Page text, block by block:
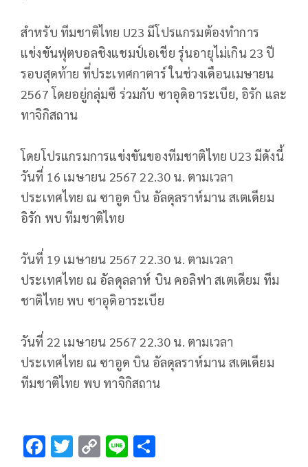
สำหรับ ทีมชาติไทย U23 มีโปรแกรมต้องทำการ
แข่งขันฟุตบอลชิงแชมป์เอเชีย รุ่นอายุไม่เกิน 23 ปี
รอบสุดท้าย ที่ประเทศกาตาร์ ในช่วงเดือนเมษายน
2567 โดยอยู่กลุ่มซี ร่วมกับ ซาอุดิอาระเบีย, อิรัก และ
ทาจิกิสถาน
โดยโปรแกรมการแข่งขันของทีมชาติไทย U23 มีดังนี้
วันที่ 16 เมษายน 2567 22.30 น. ตามเวลา
ประเทศไทย ณ ซาอูด บิน อัลดุลราห์มาน สเตเดียม
อิรัก พบ ทีมชาติไทย
วันที่ 19 เมษายน 2567 22.30 น. ตามเวลา
ประเทศไทย ณ อัลดุลลาห์ บิน คอลิฟา สเตเดียม ทีม
ชาติไทย พบ ซาอุดิอาระเบีย
วันที่ 22 เมษายน 2567 22.30 น. ตามเวลา
ประเทศไทย ณ ซาอูด บิน อัลดุลราห์มาน สเตเดียม
ทีมชาติไทย พบ ทาจิกิสถาน
F T C Li